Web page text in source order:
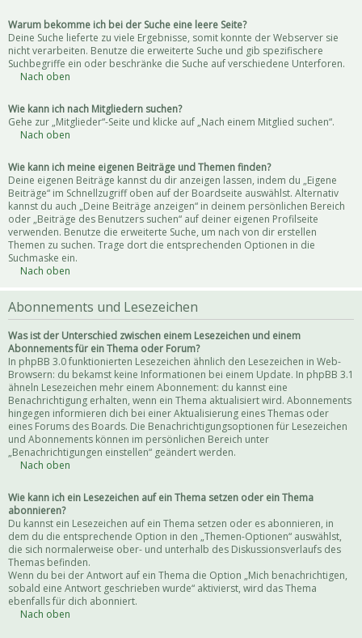
Warum bekomme ich bei der Suche eine leere Seite?
Deine Suche lieferte zu viele Ergebnisse, somit konnte der Webserver sie
nicht verarbeiten. Benutze die erweiterte Suche und gib spezifischere
Suchbegriffe ein oder beschränke die Suche auf verschiedene Unterforen.
Nach oben
Wie kann ich nach Mitgliedern suchen?
Gehe zur „Mitglieder“-Seite und klicke auf „Nach einem Mitglied suchen“.
Nach oben
Wie kann ich meine eigenen Beiträge und Themen finden?
Deine eigenen Beiträge kannst du dir anzeigen lassen, indem du „Eigene
Beiträge“ im Schnellzugriff oben auf der Boardseite auswählst. Alternativ
kannst du auch „Deine Beiträge anzeigen“ in deinem persönlichen Bereich
oder „Beiträge des Benutzers suchen“ auf deiner eigenen Profilseite
verwenden. Benutze die erweiterte Suche, um nach von dir erstellen
Themen zu suchen. Trage dort die entsprechenden Optionen in die
Suchmaske ein.
Nach oben
Abonnements und Lesezeichen
Was ist der Unterschied zwischen einem Lesezeichen und einem
Abonnements für ein Thema oder Forum?
In phpBB 3.0 funktionierten Lesezeichen ähnlich den Lesezeichen in Web-
Browsern: du bekamst keine Informationen bei einem Update. In phpBB 3.1
ähneln Lesezeichen mehr einem Abonnement: du kannst eine
Benachrichtigung erhalten, wenn ein Thema aktualisiert wird. Abonnements
hingegen informieren dich bei einer Aktualisierung eines Themas oder
eines Forums des Boards. Die Benachrichtigungsoptionen für Lesezeichen
und Abonnements können im persönlichen Bereich unter
„Benachrichtigungen einstellen“ geändert werden.
Nach oben
Wie kann ich ein Lesezeichen auf ein Thema setzen oder ein Thema
abonnieren?
Du kannst ein Lesezeichen auf ein Thema setzen oder es abonnieren, in
dem du die entsprechende Option in den „Themen-Optionen“ auswählst,
die sich normalerweise ober- und unterhalb des Diskussionsverlaufs des
Themas befinden.
Wenn du bei der Antwort auf ein Thema die Option „Mich benachrichtigen,
sobald eine Antwort geschrieben wurde“ aktivierst, wird das Thema
ebenfalls für dich abonniert.
Nach oben